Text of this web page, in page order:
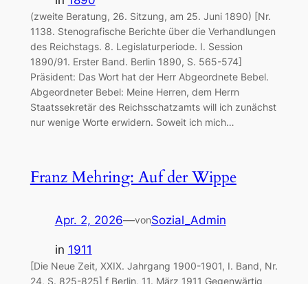
(zweite Beratung, 26. Sitzung, am 25. Juni 1890) [Nr.
1138. Stenografische Berichte über die Verhandlungen
des Reichstags. 8. Legislaturperiode. I. Session
1890/91. Erster Band. Berlin 1890, S. 565-574]
Präsident: Das Wort hat der Herr Abgeordnete Bebel.
Abgeordneter Bebel: Meine Herren, dem Herrn
Staatssekretär des Reichsschatzamts will ich zunächst
nur wenige Worte erwidern. Soweit ich mich…
Franz Mehring: Auf der Wippe
Apr. 2, 2026—vonSozial_Admin
in 1911
[Die Neue Zeit, XXIX. Jahrgang 1900-1901, I. Band, Nr.
24, S. 825-825] f Berlin, 11. März 1911 Gegenwärtig